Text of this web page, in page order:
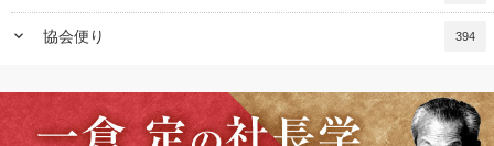
keyboard_arrow_down 協会便り 394